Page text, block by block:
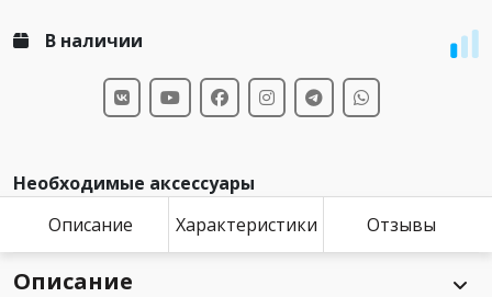
В наличии
Необходимые аксессуары
Описание
Характеристики Отзывы
Описание